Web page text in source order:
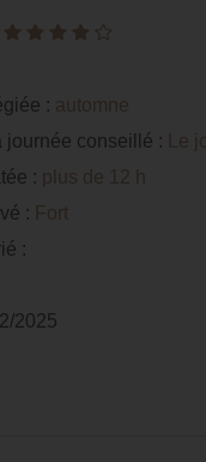
: automne
journée conseillé :
Le
: plus de 12 h
: Fort
:
2025